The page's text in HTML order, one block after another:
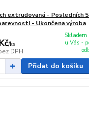
extrudovaná - Posledních
- Ukončena výroba
/ks
DPH
Skladem
u Vás -
Přidat do košíku